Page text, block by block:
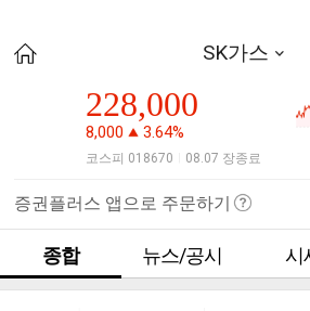
SK가스
228,000
8,000 3.64%
코스피 018670 08.07 장종료
증권플러스 앱으로 주문하기
종합 뉴스/공시 시